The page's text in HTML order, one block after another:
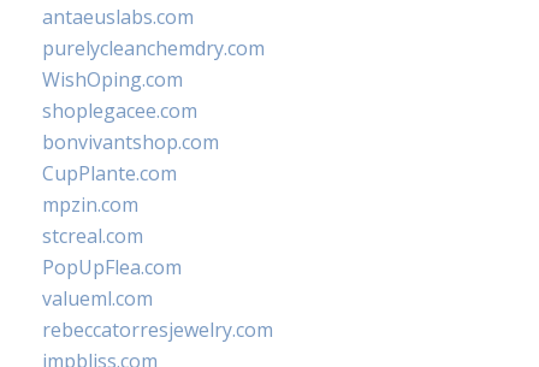
antaeuslabs.com
purelycleanchemdry.com
WishOping.com
shoplegacee.com
bonvivantshop.com
CupPlante.com
mpzin.com
stcreal.com
PopUpFlea.com
valueml.com
rebeccatorresjewelry.com
jmpbliss.com